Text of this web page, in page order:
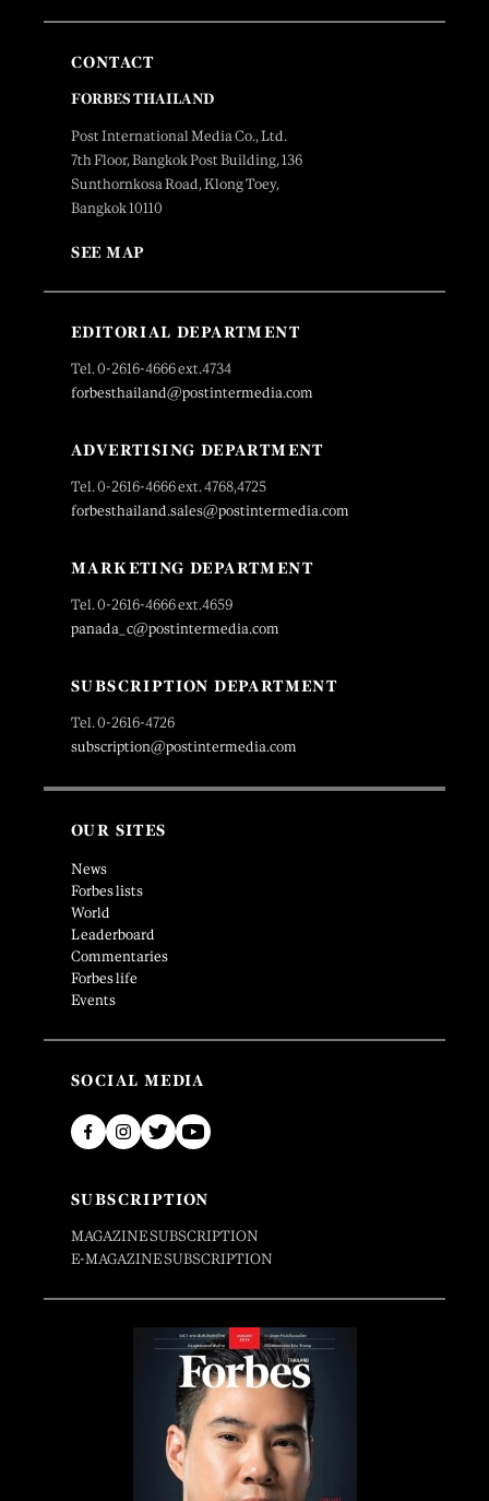
CONTACT
FORBES THAILAND
Post International Media Co., Ltd.
7th Floor, Bangkok Post Building, 136
Sunthornkosa Road, Klong Toey,
Bangkok 10110
SEE MAP
EDITORIAL DEPARTMENT
Tel. 0-2616-4666 ext.4734
forbesthailand@postintermedia.com
ADVERTISING DEPARTMENT
Tel. 0-2616-4666 ext. 4768,4725
forbesthailand.sales@postintermedia.com
MARKETING DEPARTMENT
Tel. 0-2616-4666 ext.4659
panada_c@postintermedia.com
SUBSCRIPTION DEPARTMENT
Tel. 0-2616-4726
subscription@postintermedia.com
OUR SITES
News
Forbes lists
World
Leaderboard
Commentaries
Forbes life
Events
SOCIAL MEDIA
SUBSCRIPTION
MAGAZINE SUBSCRIPTION
E-MAGAZINE SUBSCRIPTION